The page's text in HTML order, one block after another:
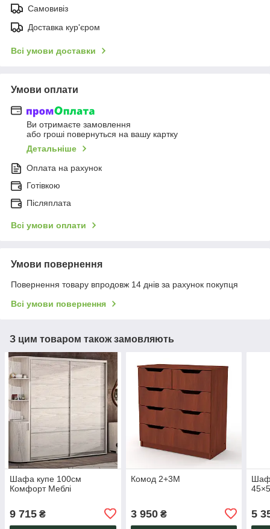
Самовивіз
Доставка кур'єром
Всі умови доставки
Умови оплати
Ви отримаєте замовлення
або гроші повернуться на вашу картку
Детальніше
Оплата на рахунок
Готівкою
Післяплата
Всі умови оплати
Умови повернення
Повернення товару впродовж 14 днів за рахунок покупця
Всі умови повернення
З цим товаром також замовляють
Шафа купе 100см
Комфорт Меблі
9 715 ₴
Комод 2+3М
3 950₴ 5